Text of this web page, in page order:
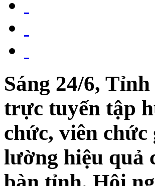
Sáng 24/6,
trực tuyến tập
chức, viên
lường hiệu quả